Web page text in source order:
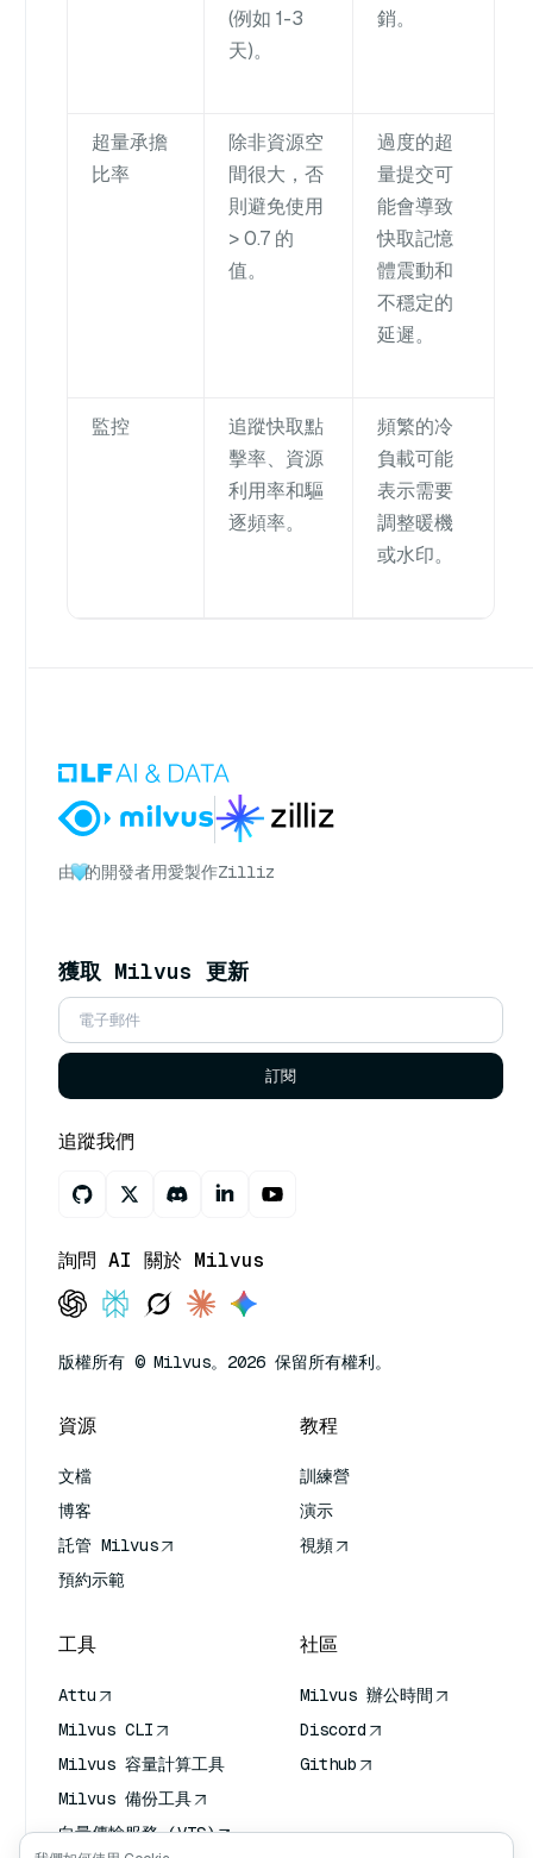
(例如 1-3
天)。
銷。
超量承擔
比率
除非資源空
間很大，否
則避免使用
> 0.7 的
值。
過度的超
量提交可
能會導致
快取記憶
體震動和
不穩定的
延遲。
監控
追蹤快取點
擊率、資源
利用率和驅
逐頻率。
頻繁的冷
負載可能
表示需要
調整暖機
或水印。
由 的開發者用愛製作Zilliz
獲取 Milvus 更新
訂閱
追蹤我們
詢問 AI 關於 Milvus
版權所有 © Milvus。2026 保留所有權利。
資源
文檔
博客
託管 Milvus
預約示範
教程
訓練營
演示
視頻
工具
Attu
Milvus CLI
Milvus 容量計算工具
Milvus 備份工具
向量傳輸服務 (VTS)
社區
Milvus 辦公時間
Discord
Github